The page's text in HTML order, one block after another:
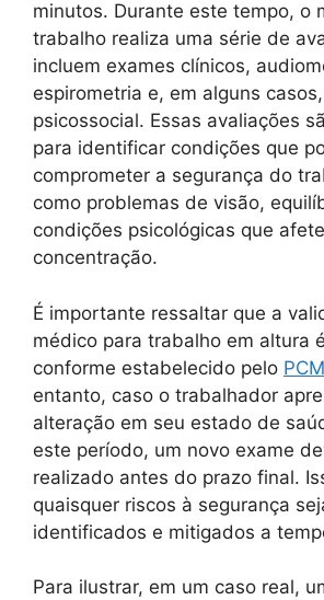
minutos. Durante este tempo, o
trabalho realiza uma série de
incluem exames clínicos,
espirometria e, em alguns
psicossocial. Essas avaliações
para identificar condições que
comprometer a segurança do
como problemas de visão,
condições psicológicas que
concentração.
É importante ressaltar que a
médico para trabalho em altura
conforme estabelecido pelo
entanto, caso o trabalhador
alteração em seu estado de
este período, um novo exame
realizado antes do prazo final.
quaisquer riscos à segurança
identificados e mitigados a
Para ilustrar, em um caso real,